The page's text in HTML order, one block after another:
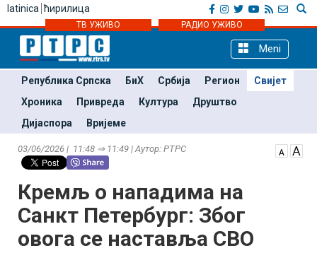
latinica ћирилица
ТВ УЖИВО РАДИО УЖИВО
Meni
Република Српска БиХ Србија Регион
Свијет
Хроника
Привреда Култура
Друштво
Дијаспора
Вријеме
03/06/2026 | 11:48 ⇒ 11:49 | Аутор: РТРС
Кремљ о нападима на
Санкт Петербург: Због
овога се наставља СВО